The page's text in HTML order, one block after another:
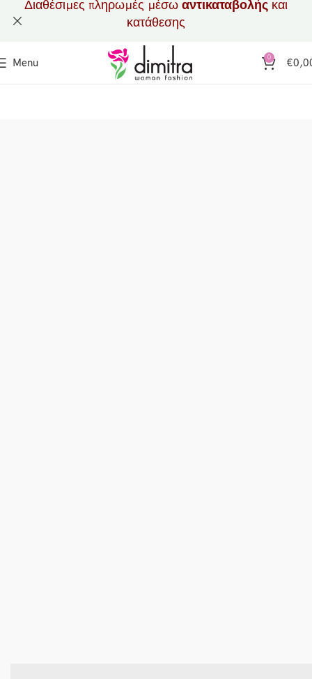
Menu 0 €
Διαθέσιμες πληρωμές μέσω αντικαταβολής και
κατάθεσης